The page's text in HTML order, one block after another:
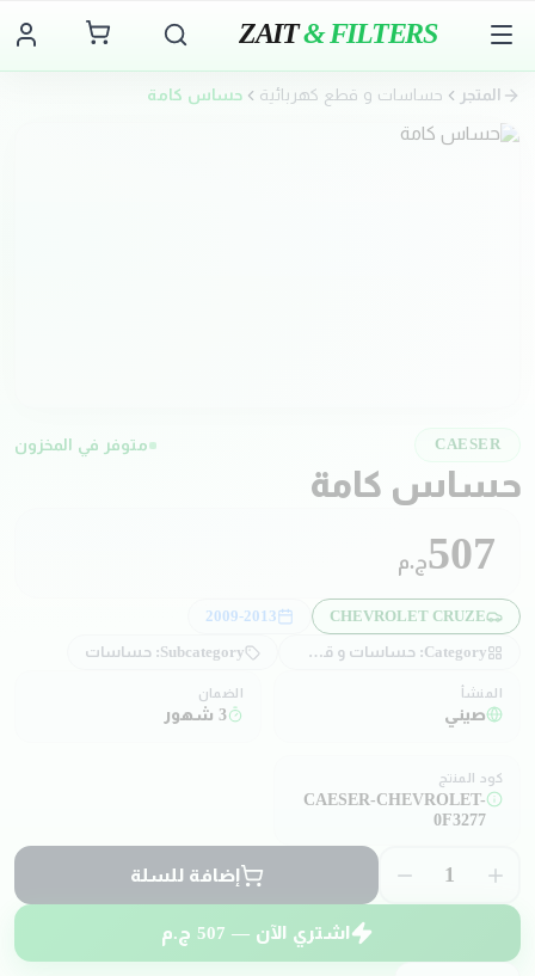
ZAIT& FILTERS
المتجر حساسات و قطع كهربائية حساس كامة
CAESER متوفر في المخزون
حساس كامة
507ج.م
CHEVROLET CRUZE
2009-2013
Category: حساسات و قطع كهربائية Subcategory: حساسات
المنشأ
صيني
الضمان
3 شهور
كود المنتج
CAESER-CHEVROLET-
0F3277
1 إضافة للسلة
اشتري الآن — 507 ج.م